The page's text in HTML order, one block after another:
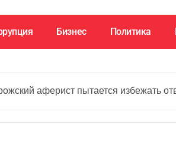
Бизнес Политика
аферист пытается избежать